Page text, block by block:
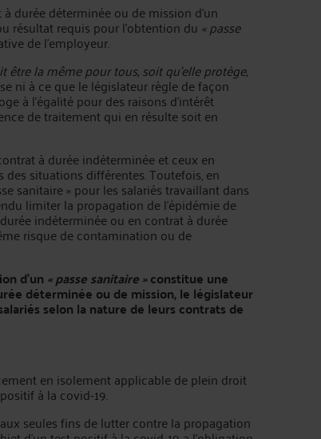
durée déterminée ou de mission d'un
résultat requis pour l'obtention du « passe
de l'employeur.
être la même pour tous, soit qu'elle protège,
ni à ce que le législateur règle de façon
à l'égalité pour des raisons d'intérêt
de traitement qui en résulte soit en
à durée indéterminée et ceux en
situations différentes. Toutefois, en
sanitaire » pour les salariés travaillant dans
limiter la propagation de l'épidémie de
indéterminée ou en contrat à durée
risque de contamination ou de
d'un « passe sanitaire »constitue une
déterminée ou de mission, le législateur
selon la nature de leurs contrats de
en isolement applicable de plein droit
à la covid-19.
seules fins de lutter contre la propagation